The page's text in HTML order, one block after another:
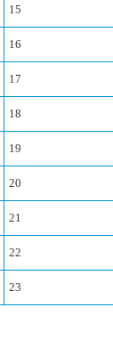
15
16
17
18
19
20
21
22
23